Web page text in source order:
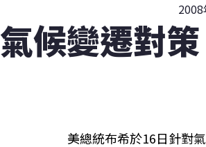
氣候變遷對
美總統布希於16日針對